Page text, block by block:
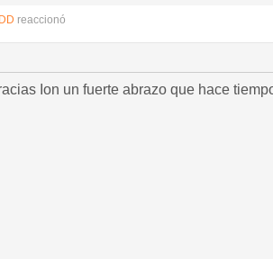
reaccionó
Ion un fuerte abrazo que hace